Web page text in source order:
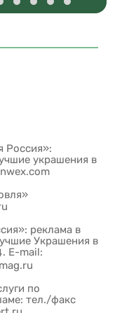
Россия»:
украшения в
реклама в
Украшения в
. E-mail:
по
тел./факс